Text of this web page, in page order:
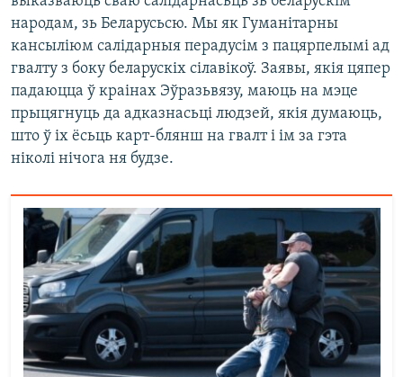
народам, зь Беларусьсю. Мы як Гуманітарны
кансыліюм салідарныя перадусім з пацярпелымі ад
гвалту з боку беларускіх сілавікоў. Заявы, якія цяпер
падаюцца ў краінах Эўразьвязу, маюць на мэце
прыцягнуць да адказнасьці людзей, якія думаюць,
што ў іх ёсьць карт-блянш на гвалт і ім за гэта
ніколі нічога ня будзе.